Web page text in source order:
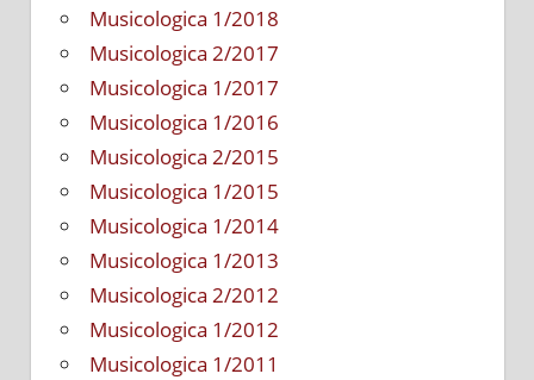
Musicologica 1/2018
Musicologica 2/2017
Musicologica 1/2017
Musicologica 1/2016
Musicologica 2/2015
Musicologica 1/2015
Musicologica 1/2014
Musicologica 1/2013
Musicologica 2/2012
Musicologica 1/2012
Musicologica 1/2011